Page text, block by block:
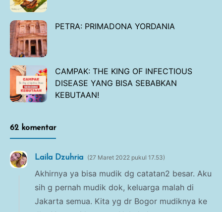
PETRA: PRIMADONA YORDANIA
CAMPAK: THE KING OF INFECTIOUS
DISEASE YANG BISA SEBABKAN
KEBUTAAN!
62 komentar
Laila Dzuhria 27 Maret 2022 pukul 17.53
Akhirnya ya bisa mudik dg catatan2 besar. Aku
sih g pernah mudik dok, keluarga malah di
Jakarta semua. Kita yg dr Bogor mudiknya ke